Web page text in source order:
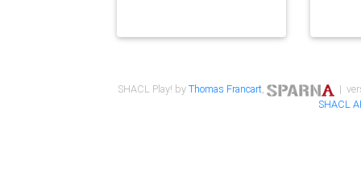
SHACL Play! byThomas Francart,
|
SHACL